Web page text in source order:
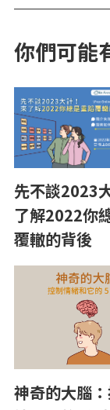
你們可能
先不談2023
了解2022你
覆轍的背後
神奇的大腦